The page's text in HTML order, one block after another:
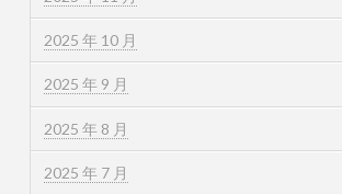
2025 年 10 月
2025 年 9 月
2025 年 8 月
2025 年 7 月